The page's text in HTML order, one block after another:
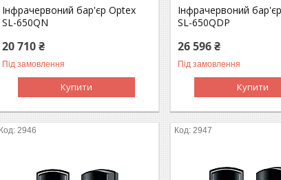
Інфрачервоний бар'єр Optex
SL-650QN
20 710 ₴
Під замовлення
Купити
Інфрачервоний
SL-650QDP
26 596 ₴
Під замовлення
Купити
2946 2947